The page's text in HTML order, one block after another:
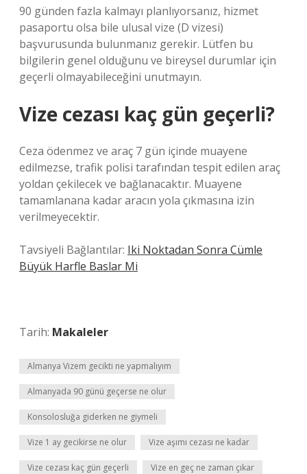
90 günden fazla kalmayı planlıyorsanız, hizmet
pasaportu olsa bile ulusal vize (D vizesi)
başvurusunda bulunmanız gerekir. Lütfen bu
bilgilerin genel olduğunu ve bireysel durumlar için
geçerli olmayabileceğini unutmayın.
Vize cezası kaç gün geçerli?
Ceza ödenmez ve araç 7 gün içinde muayene
edilmezse, trafik polisi tarafından tespit edilen araç
yoldan çekilecek ve bağlanacaktır. Muayene
tamamlanana kadar aracın yola çıkmasına izin
verilmeyecektir.
Tavsiyeli Bağlantılar: Iki Noktadan Sonra Cümle
Büyük Harfle Baslar Mi
Tarih: Makaleler
Almanya Vizem gecikti ne yapmalıyım
Almanyada 90 günü geçerse ne olur
Konsolosluğa giderken ne giymeli
Vize 1 ay gecikirse ne olur Vize aşımı cezası ne kadar
Vize cezası kaç gün geçerli Vize en geç ne zaman çıkar